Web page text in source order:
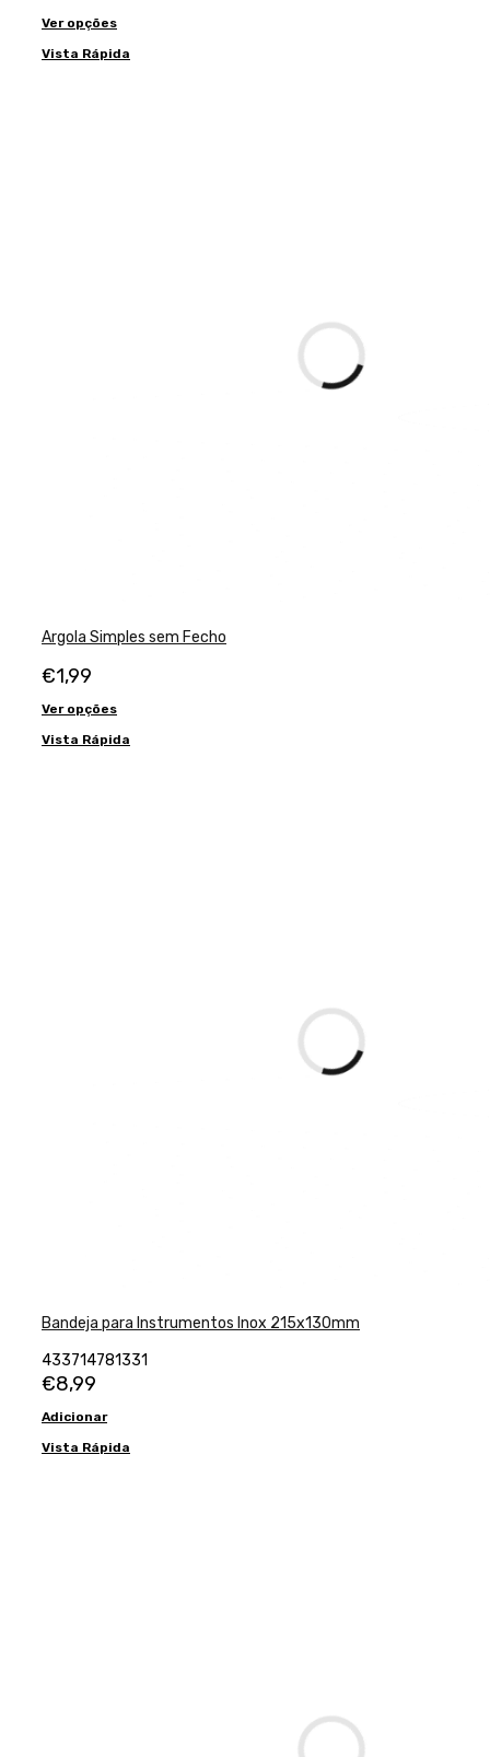
Ver opções
Vista Rápida
Argola Simples sem Fecho
€1,99
Ver opções
Vista Rápida
Bandeja para Instrumentos Inox 215x130mm
433714781331
€8,99
Adicionar
Vista Rápida